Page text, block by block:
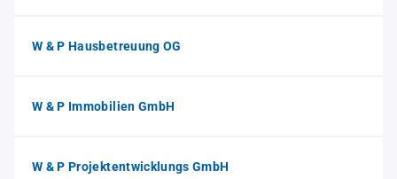
W & P Hausbetreuung OG
W & P Immobilien GmbH
W & P Projektentwicklungs GmbH